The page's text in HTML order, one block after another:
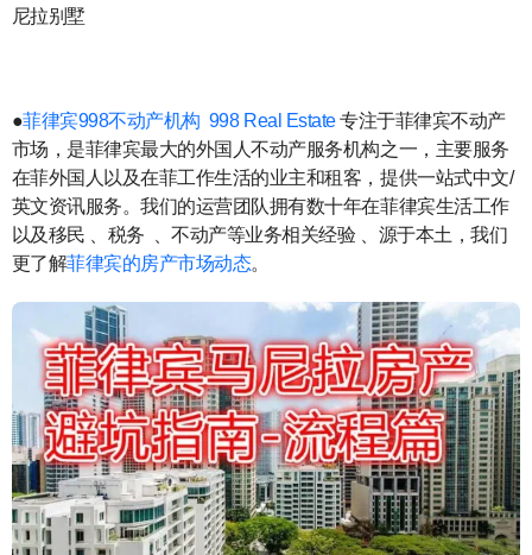
尼拉别墅
●菲律宾998不动产机构 998 Real Estate专注于菲律宾不动产
市场，是菲律宾最大的外国人不动产服务机构之一，主要服务
在菲外国人以及在菲工作生活的业主和租客，提供一站式中文/
英文资讯服务。我们的运营团队拥有数十年在菲律宾生活工作
以及移民 、税务 、不动产等业务相关经验 、源于本土，我们
更了解菲律宾的房产市场动态。